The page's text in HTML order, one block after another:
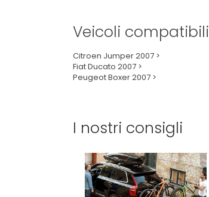
Veicoli compatibili
Citroen Jumper 2007 >
Fiat Ducato 2007 >
Peugeot Boxer 2007 >
I nostri consigli